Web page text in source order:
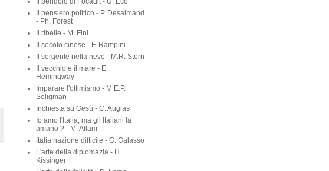
Il nostro iceberg si sta sciogliendo
- J. Kotter-H. Rathgeber
Il padrone dei padroni - G. Galli
Il pendolo di Focault - U. Eco
Il pensiero politico - P. Desalmand
- Ph. Forest
Il ribelle - M. Fini
Il secolo cinese - F. Rampini
Il sergente nella neve - M.R. Stern
Il vecchio e il mare - E.
Hemingway
Imparare l'ottimismo - M.E.P.
Seligman
Inchiesta su Gesù - C. Augias
Io amo l'Italia, ma gli Italiani la
amano ? - M. Allam